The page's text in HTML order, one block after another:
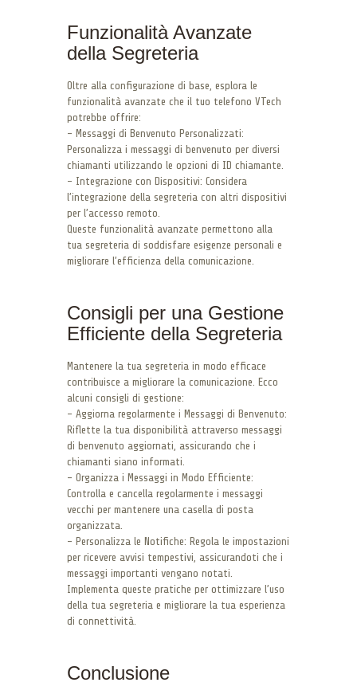
Funzionalità Avanzate
della Segreteria
Oltre alla configurazione di base, esplora le
funzionalità avanzate che il tuo telefono VTech
potrebbe offrire:
– Messaggi di Benvenuto Personalizzati:
Personalizza i messaggi di benvenuto per diversi
chiamanti utilizzando le opzioni di ID chiamante.
– Integrazione con Dispositivi: Considera
l’integrazione della segreteria con altri dispositivi
per l’accesso remoto.
Queste funzionalità avanzate permettono alla
tua segreteria di soddisfare esigenze personali e
migliorare l’efficienza della comunicazione.
Consigli per una Gestione
Efficiente della Segreteria
Mantenere la tua segreteria in modo efficace
contribuisce a migliorare la comunicazione. Ecco
alcuni consigli di gestione:
– Aggiorna regolarmente i Messaggi di Benvenuto:
Riflette la tua disponibilità attraverso messaggi
di benvenuto aggiornati, assicurando che i
chiamanti siano informati.
– Organizza i Messaggi in Modo Efficiente:
Controlla e cancella regolarmente i messaggi
vecchi per mantenere una casella di posta
organizzata.
– Personalizza le Notifiche: Regola le impostazioni
per ricevere avvisi tempestivi, assicurandoti che i
messaggi importanti vengano notati.
Implementa queste pratiche per ottimizzare l’uso
della tua segreteria e migliorare la tua esperienza
di connettività.
Conclusione